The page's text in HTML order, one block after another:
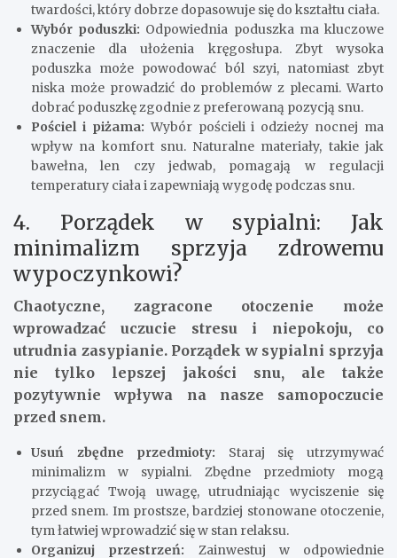
twardości, który dobrze dopasowuje się do kształtu ciała.
Wybór poduszki: Odpowiednia poduszka ma kluczowe
znaczenie dla ułożenia kręgosłupa. Zbyt wysoka
poduszka może powodować ból szyi, natomiast zbyt
niska może prowadzić do problemów z plecami. Warto
dobrać poduszkę zgodnie z preferowaną pozycją snu.
Pościel i piżama: Wybór pościeli i odzieży nocnej ma
wpływ na komfort snu. Naturalne materiały, takie jak
bawełna, len czy jedwab, pomagają w regulacji
temperatury ciała i zapewniają wygodę podczas snu.
4. Porządek w sypialni: Jak
minimalizm sprzyja zdrowemu
wypoczynkowi?
Chaotyczne, zagracone otoczenie może
wprowadzać uczucie stresu i niepokoju, co
utrudnia zasypianie. Porządek w sypialni sprzyja
nie tylko lepszej jakości snu, ale także
pozytywnie wpływa na nasze samopoczucie
przed snem.
Usuń zbędne przedmioty: Staraj się utrzymywać
minimalizm w sypialni. Zbędne przedmioty mogą
przyciągać Twoją uwagę, utrudniając wyciszenie się
przed snem. Im prostsze, bardziej stonowane otoczenie,
tym łatwiej wprowadzić się w stan relaksu.
Organizuj przestrzeń: Zainwestuj w odpowiednie